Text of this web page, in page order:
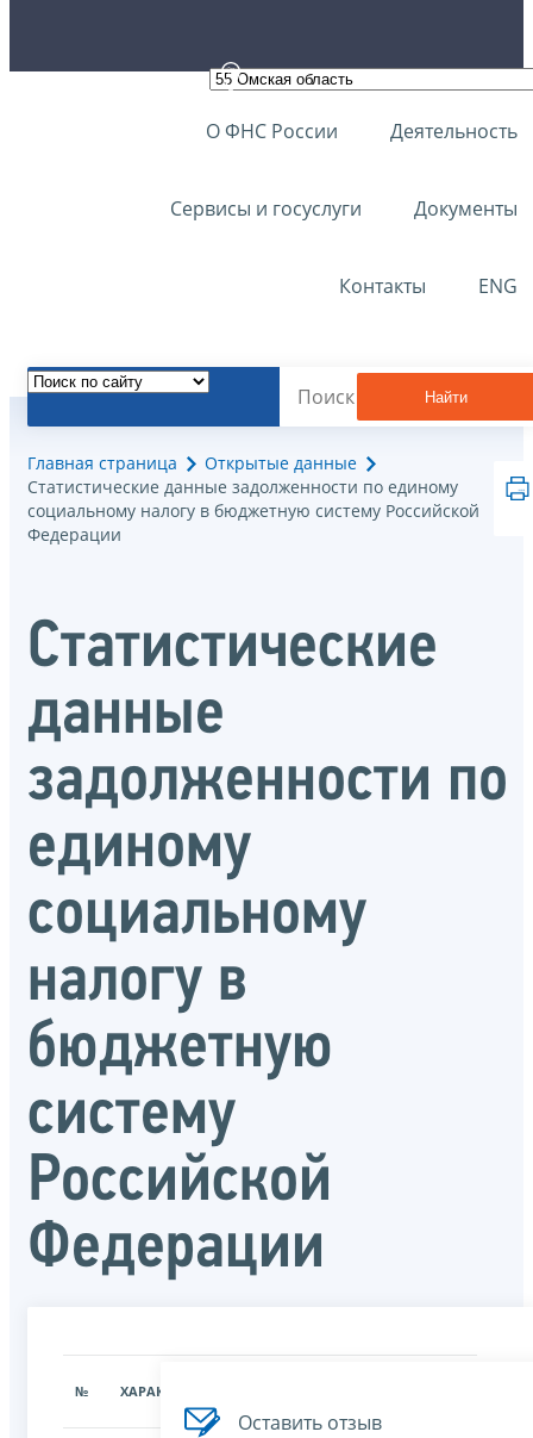
О ФНС России Деятельность
Сервисы и госуслуги Документы
Контакты ENG
Найти
Главная страница
Открытые данные
Статистические данные задолженности по единому
социальному налогу в бюджетную систему Российской
Федерации
Статистические
данные
задолженности по
единому
социальному
налогу в
бюджетную
систему
Российской
Федерации
№ ХАРАКТЕРИСТИКА
Оставить отзыв